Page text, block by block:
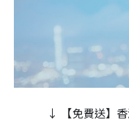
↓ 【免費送】